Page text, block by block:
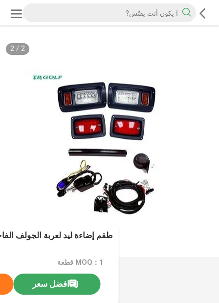
2
/
2
طقم إضاءة ليد لعربة الجولف
MOQ：1 قطعة
افضل سعر